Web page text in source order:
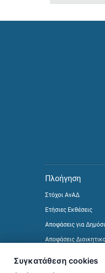
Πλοήγηση
Στόχοι ΑνΑΔ
Ετήσιες Εκθέσεις
Αποφάσεις για
Αποφάσεις
Συγκατάθεση cookies